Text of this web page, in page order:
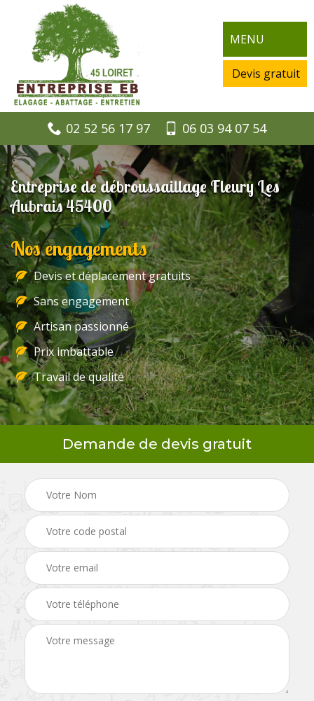
MENU
Devis gratuit
02 52 56 17 97 06 03 94 07 54
Entreprise de débroussaillage Fleury Les
Aubrais 45400
Nos engagements
Devis et déplacement gratuits
Sans engagement
Artisan passionné
Prix imbattable
Travail de qualité
Demande de devis gratuit